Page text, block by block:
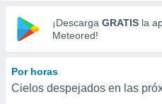
y
digital
basada
¡Descarga GRATIS la
Meteored!
Por horas
Cielos despejados en las